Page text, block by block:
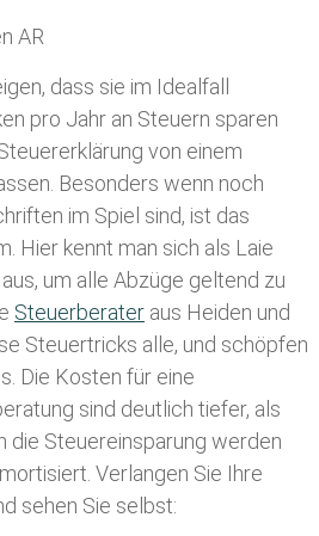
dass sie im Idealfall
pro Jahr an Steuern sparen
von einem
. Besonders wenn noch
im Spiel sind, ist das
Hier kennt man sich als Laie
um alle Abzüge geltend zu
Steuerberater aus Heiden und
Steuertricks alle, und schöpfen
Die Kosten für eine
sind deutlich tiefer, als
die Steuereinsparung werden
Verlangen Sie Ihre
sehen Sie selbst: